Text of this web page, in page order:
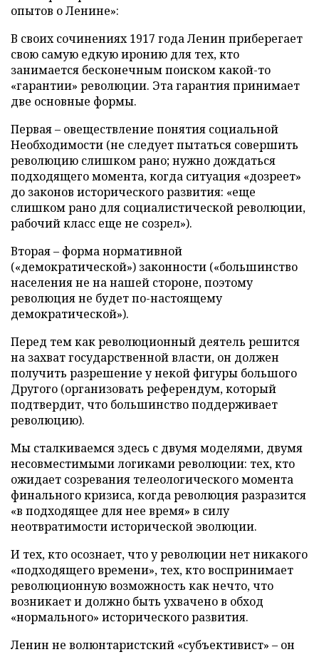
опытов о Ленине»:
В своих сочинениях 1917 го­да Ленин приберегает
свою самую едкую иронию для тех, кто
занимается бесконечным поиском какой-то
«гарантии» революции. Эта гарантия принимает
две основные формы.
Первая – овеществление понятия социальной
Необходимости (не следует пытаться совершить
революцию слишком рано; нужно дождаться
подходящего момента, когда ситуация «дозреет»
до законов исторического развития: «еще
слишком рано для социалистической революции,
рабочий класс еще не созрел»).
Вторая – форма нормативной
(«демократической») законности («большинство
населения не на нашей стороне, поэтому
революция не будет по-настоящему
демократической»).
Перед тем как революционный деятель решится
на захват государственной власти, он должен
получить разрешение у некой фигуры большого
Другого (организовать референдум, который
подтвердит, что большинство поддерживает
революцию).
Мы сталкиваемся здесь с двумя моделями, двумя
несовместимыми логиками революции: тех, кто
ожидает созревания телеологического момента
финального кризиса, когда революция разразится
«в подходящее для нее время» в силу
неотвратимости исторической эволюции.
И тех, кто осознает, что у революции нет никакого
«подходящего времени», тех, кто воспринимает
революционную возможность как нечто, что
возникает и должно быть ухвачено в обход
«нормального» исторического развития.
Ленин не волюнтаристский «субъективист» – он